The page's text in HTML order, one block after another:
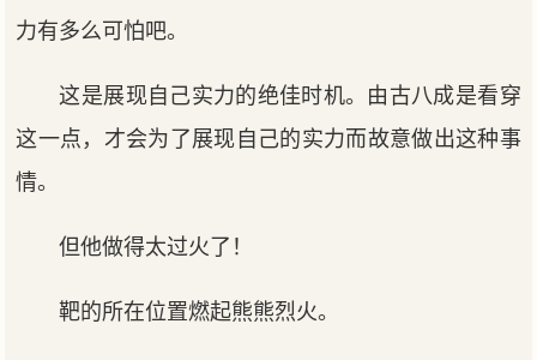
力有多么可怕吧。
这是展现自己实力的绝佳时机。由古八成是看穿
这一点，才会为了展现自己的实力而故意做出这种事
情。
但他做得太过火了！
靶的所在位置燃起熊熊烈火。